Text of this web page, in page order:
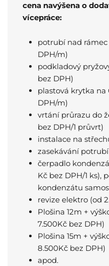
cena navýšena o
vícepráce:
potrubí nad rámec
DPH/m)
podkladový
bez DPH)
plastová krytka na
DPH/m)
vrtání průrazu do
bez DPH/1 průvrt)
instalace na
zasekávání
čerpadlo
Kč bez DPH/1 ks),
kondenzátu
revize elektro (od
Plošina 12m +
7.500Kč bez DPH)
Plošina 15m +
8.500Kč bez DPH)
apod.